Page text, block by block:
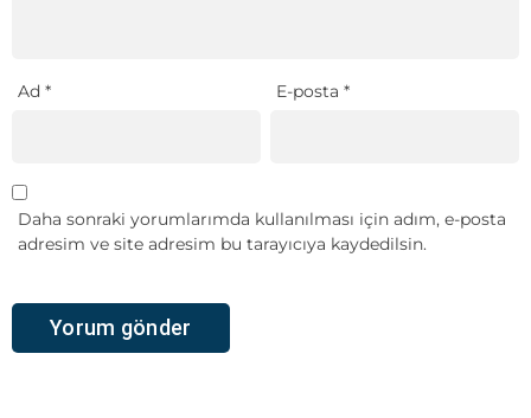
Ad * E-posta*
Daha sonraki yorumlarımda kullanılması için adım, e-posta
adresim ve site adresim bu tarayıcıya kaydedilsin.